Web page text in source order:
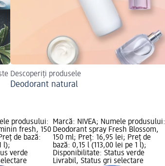
Descoperiți produsele
Deodorant natural
produsului:
fresh, 150
de bază:
l);
verde
Marcă: NIVEA; Numele produsului:
Deodorant spray Fresh Blossom,
150 ml; Preț: 16,95 lei; Preț de
bază: 0,15 l (113,00 lei pe 1 l);
Disponibilitate: Status verde
Livrabil, Status gri selectare